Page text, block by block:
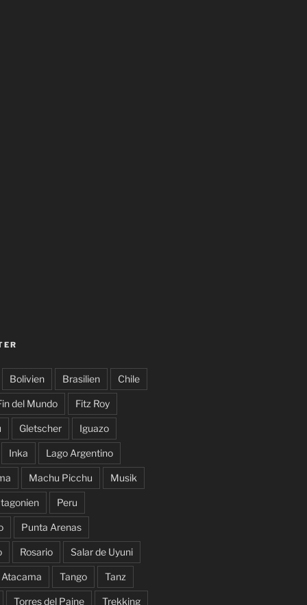
Bolivien Brasilien Chile
del Mundo Fitz Roy
Gletscher Iguazo
Inka Lago Argentino
Machu Picchu Musik
Peru
Punta Arenas
Rosario Salar de Uyuni
Atacama Tango Tanz
Torres del Paine Trekking